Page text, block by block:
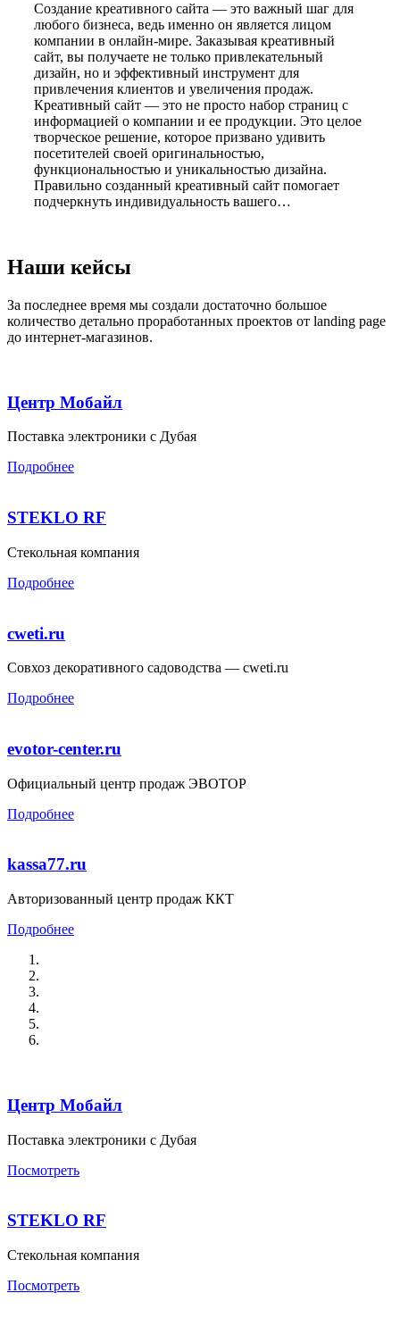
Создание креативного сайта — это важный шаг для
любого бизнеса, ведь именно он является лицом
компании в онлайн-мире. Заказывая креативный
сайт, вы получаете не только привлекательный
дизайн, но и эффективный инструмент для
привлечения клиентов и увеличения продаж.
Креативный сайт — это не просто набор страниц с
информацией о компании и ее продукции. Это целое
творческое решение, которое призвано удивить
посетителей своей оригинальностью,
функциональностью и уникальностью дизайна.
Правильно созданный креативный сайт помогает
подчеркнуть индивидуальность вашего…
Наши кейсы
За последнее время мы создали достаточно большое
количество детально проработанных проектов от landing page
до интернет-магазинов.
Центр Мобайл
Поставка электроники с Дубая
Подробнее
STEKLO RF
Стекольная компания
Подробнее
cweti.ru
Совхоз декоративного садоводства — cweti.ru
Подробнее
evotor-center.ru
Официальный центр продаж ЭВОТОР
Подробнее
kassa77.ru
Авторизованный центр продаж ККТ
Подробнее
Центр Мобайл
Поставка электроники с Дубая
Посмотреть
STEKLO RF
Стекольная компания
Посмотреть